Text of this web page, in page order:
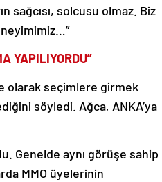
sağcısı, solcusu olmaz. Biz
YAPILIYORDU”
olarak seçimlere girmek
söyledi. Ağca, ANKA’ya
Genelde aynı görüşe sahip
MMO üyelerinin